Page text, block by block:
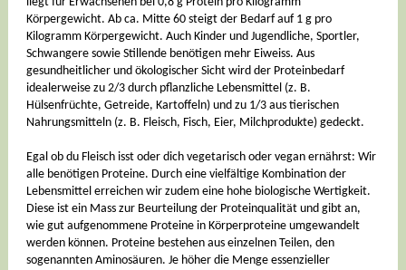
Körpergewicht. Ab ca. Mitte 60 steigt der Bedarf auf 1 g pro
Kilogramm Körpergewicht. Auch Kinder und Jugendliche, Sportler,
Schwangere sowie Stillende benötigen mehr Eiweiss. Aus
gesundheitlicher und ökologischer Sicht wird der Proteinbedarf
idealerweise zu 2/3 durch pflanzliche Lebensmittel (z. B.
Hülsenfrüchte, Getreide, Kartoffeln) und zu 1/3 aus tierischen
Nahrungsmitteln (z. B. Fleisch, Fisch, Eier, Milchprodukte) gedeckt.
Egal ob du Fleisch isst oder dich vegetarisch oder vegan ernährst: Wir
alle benötigen Proteine. Durch eine vielfältige Kombination der
Lebensmittel erreichen wir zudem eine hohe biologische Wertigkeit.
Diese ist ein Mass zur Beurteilung der Proteinqualität und gibt an,
wie gut aufgenommene Proteine in Körperproteine umgewandelt
werden können. Proteine bestehen aus einzelnen Teilen, den
sogenannten Aminosäuren. Je höher die Menge essenzieller